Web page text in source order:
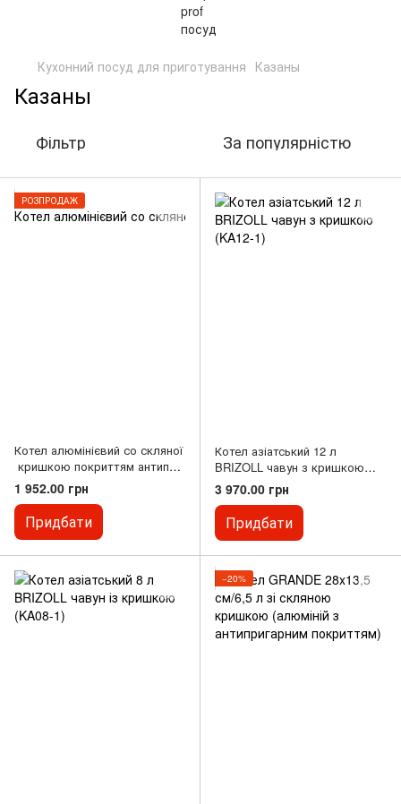
Кухонний посуд для приготування Казаны
Казаны
Фільтр За популярністю
РОЗПРОДАЖ
Котел алюмінієвий со скляної
кришкою покриттям антипри
гарним, чорний граніт V 8000
мл Ø 300 мм
1 952.00 грн
Придбати
Котел азіатський 12 л
BRIZOLL чавун з кришкою
(KA12-1)
3 970.00 грн
Придбати
−20%